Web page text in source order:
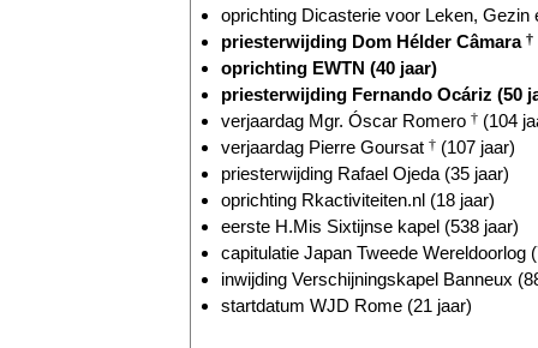
oprichting Dicasterie voor Leken, Gezin
priesterwijding Dom Hélder Câmara †
oprichting EWTN (40 jaar)
priesterwijding Fernando Ocáriz (50
verjaardag Mgr. Óscar Romero † (104
verjaardag Pierre Goursat † (107 jaar)
priesterwijding Rafael Ojeda (35 jaar)
oprichting Rkactiviteiten.nl (18 jaar)
eerste H.Mis Sixtijnse kapel (538 jaar)
capitulatie Japan Tweede Wereldoorlog
inwijding Verschijningskapel Banneux
startdatum WJD Rome (21 jaar)